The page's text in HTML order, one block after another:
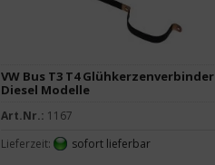
VW Bus T3 T4 Glühkerzenverbinder
Diesel Modelle
Art.Nr.: 1167
Lieferzeit:
sofort lieferbar